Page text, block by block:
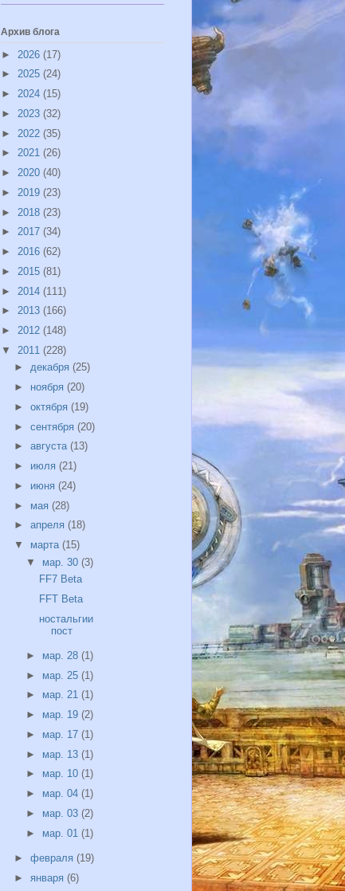
Архив блога
► 2026 (17)
► 2025 (24)
► 2024 (15)
► 2023 (32)
► 2022 (35)
► 2021 (26)
► 2020 (40)
► 2019 (23)
► 2018 (23)
► 2017 (34)
► 2016 (62)
► 2015 (81)
► 2014 (111)
► 2013 (166)
► 2012 (148)
▼ 2011 (228)
► декабря (25)
► ноября (20)
► октября (19)
► сентября (20)
► августа (13)
► июля (21)
► июня (24)
► мая (28)
► апреля (18)
▼ марта (15)
▼ мар. 30(3)
FF7 Beta
FFT Beta
ностальгии
пост
► мар. 28(1)
► мар. 25(1)
► мар. 21(1)
► мар. 19(2)
► мар. 17(1)
► мар. 13(1)
► мар. 10(1)
► мар. 04(1)
► мар. 03(2)
► мар. 01(1)
► февраля (19)
► января (6)